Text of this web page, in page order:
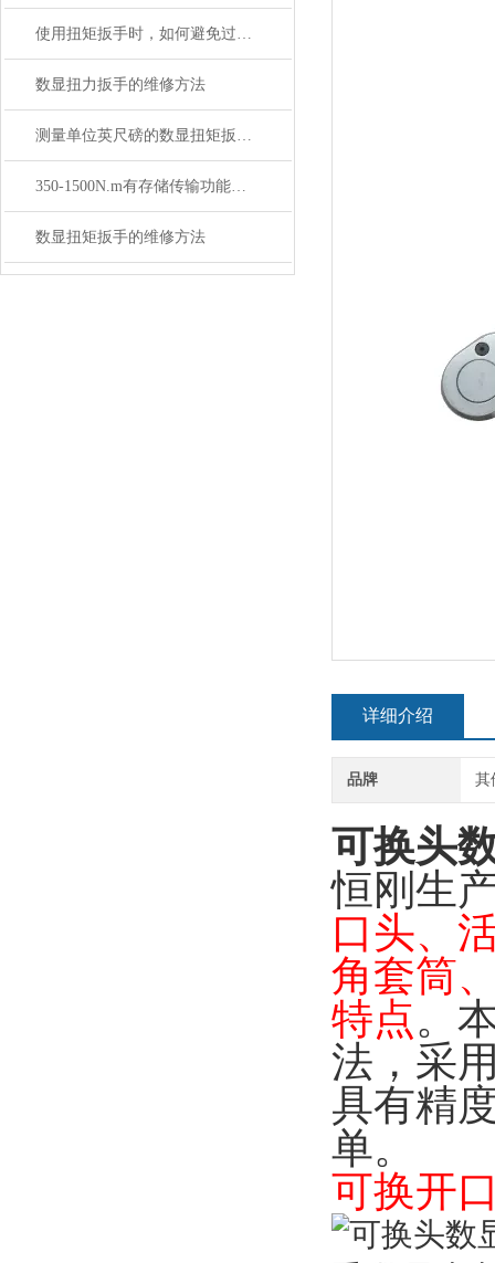
使用扭矩扳手时，如何避免过紧或不够紧的问题？
数显扭力扳手的维修方法
测量单位英尺磅的数显扭矩扳手SGSX价格多少
350-1500N.m有存储传输功能的数显扭矩扳手SGTS
数显扭矩扳手的维修方法
详细介绍
品牌 其
可换头
恒刚生
口头、
角套筒
特点。
法，采
具有精
单。
可换开